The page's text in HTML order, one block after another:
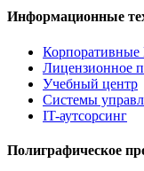
Информационные
Лицензионное
Учебный центр
Системы
IT-аутсорсинг
Полиграфическое